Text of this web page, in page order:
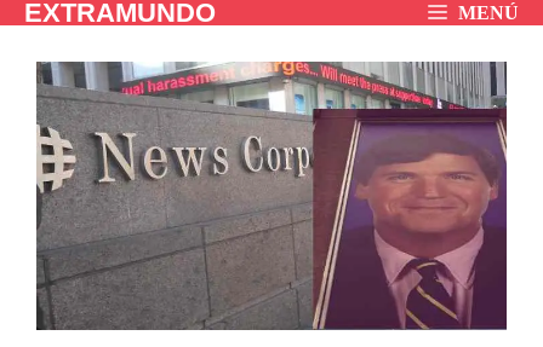
Saltar
contenido
EXTRAMUNDO MENÚ